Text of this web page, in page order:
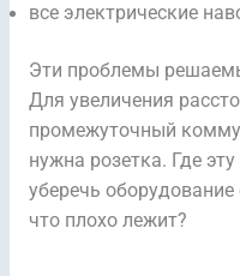
все электрические
Эти проблемы
Для увеличения
промежуточный
нужна розетка. Где
уберечь
что плохо лежит?